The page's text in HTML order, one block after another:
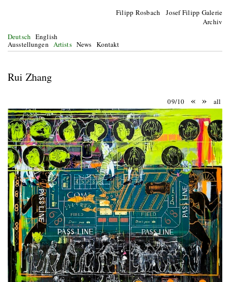
Filipp Rosbach Josef Filipp Galerie
Archiv
Deutsch English
Ausstellungen Artists News Kontakt
Rui Zhang
09/10 « » all